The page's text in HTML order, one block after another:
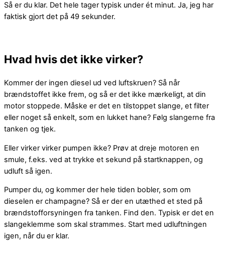
Så er du klar. Det hele tager typisk under ét minut. Ja, jeg har
faktisk gjort det på 49 sekunder.
Hvad hvis det ikke virker?
Kommer der ingen diesel ud ved luftskruen? Så når
brændstoffet ikke frem, og så er det ikke mærkeligt, at din
motor stoppede. Måske er det en tilstoppet slange, et filter
eller noget så enkelt, som en lukket hane? Følg slangerne fra
tanken og tjek.
Eller virker virker pumpen ikke? Prøv at dreje motoren en
smule, f.eks. ved at trykke et sekund på startknappen, og
udluft så igen.
Pumper du, og kommer der hele tiden bobler, som om
dieselen er champagne? Så er der en utæthed et sted på
brændstofforsyningen fra tanken. Find den. Typisk er det en
slangeklemme som skal strammes. Start med udluftningen
igen, når du er klar.